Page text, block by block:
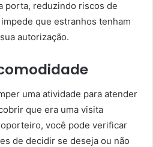
porta, reduzindo riscos de
que estranhos tenham
autorização.
uma atividade para atender
que era uma visita
você pode verificar
de decidir se deseja ou não